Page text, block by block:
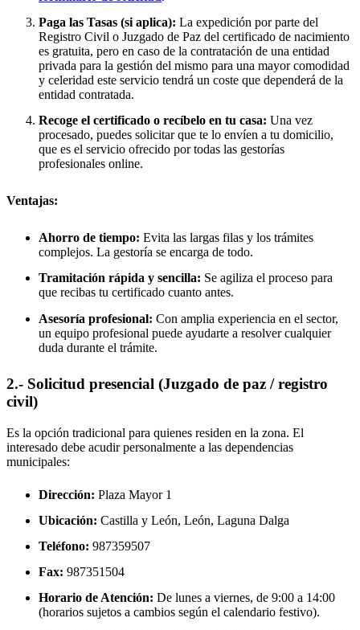
Paga las Tasas (si aplica): La expedición por parte del
Registro Civil o Juzgado de Paz del certificado de nacimiento
es gratuita, pero en caso de la contratación de una entidad
privada para la gestión del mismo para una mayor comodidad
y celeridad este servicio tendrá un coste que dependerá de la
entidad contratada.
Recoge el certificado o recíbelo en tu casa: Una vez
procesado, puedes solicitar que te lo envíen a tu domicilio,
que es el servicio ofrecido por todas las gestorías
profesionales online.
Ventajas:
Ahorro de tiempo: Evita las largas filas y los trámites
complejos. La gestoría se encarga de todo.
Tramitación rápida y sencilla: Se agiliza el proceso para
que recibas tu certificado cuanto antes.
Asesoría profesional: Con amplia experiencia en el sector,
un equipo profesional puede ayudarte a resolver cualquier
duda durante el trámite.
2.- Solicitud presencial (Juzgado de paz / registro
civil)
Es la opción tradicional para quienes residen en la zona. El
interesado debe acudir personalmente a las dependencias
municipales:
Dirección: Plaza Mayor 1
Ubicación: Castilla y León, León, Laguna Dalga
Teléfono: 987359507
Fax: 987351504
Horario de Atención: De lunes a viernes, de 9:00 a 14:00
(horarios sujetos a cambios según el calendario festivo).